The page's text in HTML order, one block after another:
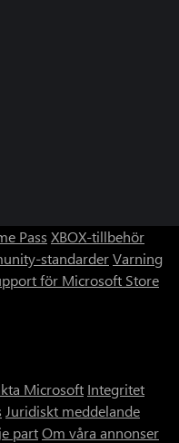
Pass XBOX-tillbehör
standarderVarning
för Microsoft Store
Microsoft Integritet
Juridiskt meddelande
partOm våra annonser